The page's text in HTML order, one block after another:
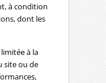
à condition
dont les
à la
site ou de